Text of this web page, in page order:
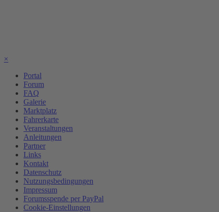
×
Portal
Forum
FAQ
Galerie
Marktplatz
Fahrerkarte
Veranstaltungen
Anleitungen
Partner
Links
Kontakt
Datenschutz
Nutzungsbedingungen
Impressum
Forumsspende per PayPal
Cookie-Einstellungen